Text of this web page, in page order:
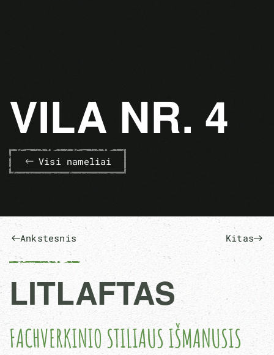
VILA NR. 4
Visi nameliai
Ankstesnis Kitas
LITLAFTAS
FACHVERKINIO STILIAUS IŠMANUSIS